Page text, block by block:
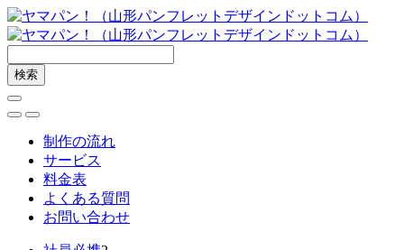
制作の流れ
サービス
料金表
よくある質問
お問い合わせ